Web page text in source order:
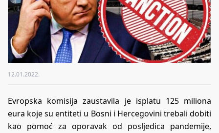
12.01.2022.
Evropska komisija zaustavila je isplatu 125 miliona
eura koje su entiteti u Bosni i Hercegovini trebali dobiti
kao pomoć za oporavak od posljedica pandemije,